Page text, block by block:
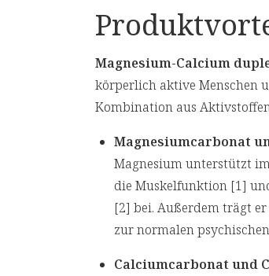
Magnesium-Calcium
körperlich aktive Menschen
Kombination aus
Magnesiumcarbonat
Magnesium unterstützt
die Muskelfunktion [1]
[2] bei. Außerdem trägt
zur normalen
Calciumcarbonat und